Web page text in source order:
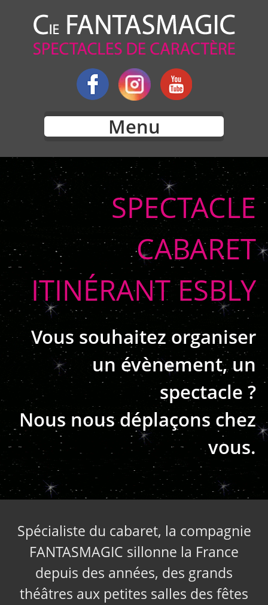
Menu
SPECTACLE
CABARET
ITINÉRANT ESBLY
Vous souhaitez organiser
un évènement, un
spectacle ?
Nous nous déplaçons chez
vous.
Spécialiste du cabaret, la compagnie
FANTASMAGIC sillonne la France
depuis des années, des grands
théâtres aux petites salles des fêtes